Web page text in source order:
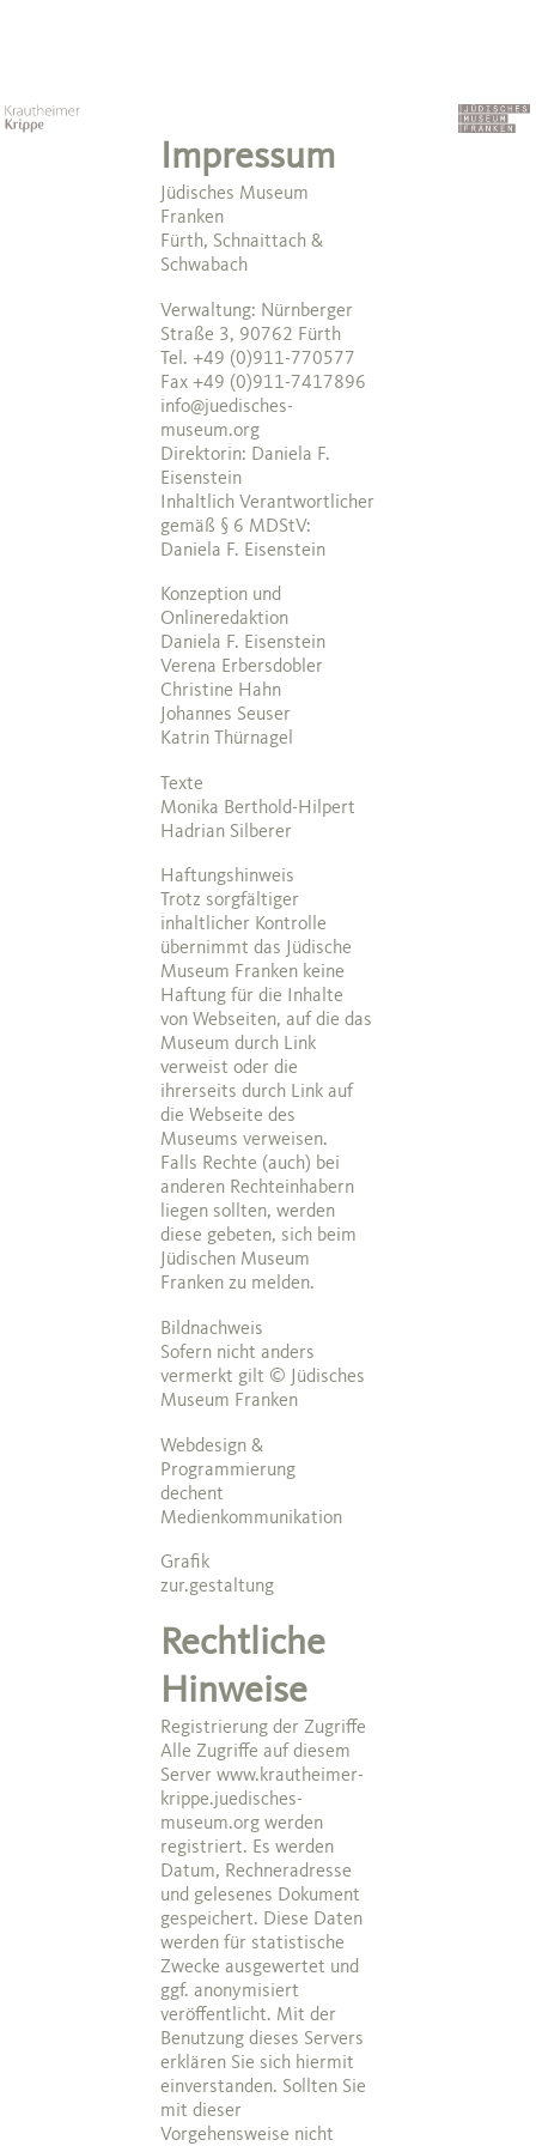
Impressum
Jüdisches Museum
Franken
Fürth, Schnaittach &
Schwabach
Verwaltung: Nürnberger
Straße 3, 90762 Fürth
Tel. +49 (0)911-770577
Fax +49 (0)911-7417896
info@juedisches-
museum.org
Direktorin: Daniela F.
Eisenstein
Inhaltlich Verantwortlicher
gemäß § 6 MDStV:
Daniela F. Eisenstein
Konzeption und
Onlineredaktion
Daniela F. Eisenstein
Verena Erbersdobler
Christine Hahn
Johannes Seuser
Katrin Thürnagel
Texte
Monika Berthold-Hilpert
Hadrian Silberer
Haftungshinweis
Trotz sorgfältiger
inhaltlicher Kontrolle
übernimmt das Jüdische
Museum Franken keine
Haftung für die Inhalte
von Webseiten, auf die das
Museum durch Link
verweist oder die
ihrerseits durch Link auf
die Webseite des
Museums verweisen.
Falls Rechte (auch) bei
anderen Rechteinhabern
liegen sollten, werden
diese gebeten, sich beim
Jüdischen Museum
Franken zu melden.
Bildnachweis
Sofern nicht anders
vermerkt gilt © Jüdisches
Museum Franken
Webdesign &
Programmierung
dechent
Medienkommunikation
Grafik
zur.gestaltung
Rechtliche
Hinweise
Registrierung der Zugriffe
Alle Zugriffe auf diesem
Server www.krautheimer-
krippe.juedisches-
museum.org werden
registriert. Es werden
Datum, Rechneradresse
und gelesenes Dokument
gespeichert. Diese Daten
werden für statistische
Zwecke ausgewertet und
ggf. anonymisiert
veröffentlicht. Mit der
Benutzung dieses Servers
erklären Sie sich hiermit
einverstanden. Sollten Sie
mit dieser
Vorgehensweise nicht